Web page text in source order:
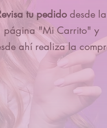
tu pedidodesde la
página "Mi Carrito" y
ahí realiza la